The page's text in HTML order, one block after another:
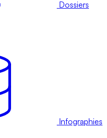
Dossiers
Infographies